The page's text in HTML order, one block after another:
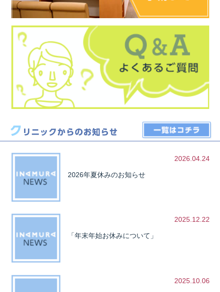
2026.04.24
2026年夏休みのお知らせ
2025.12.22
「年末年始お休みについて」
2025.10.06